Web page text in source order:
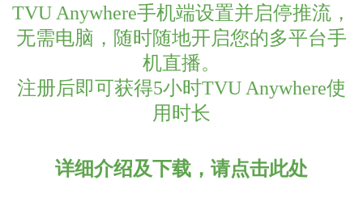
TVU Anywhere手机端设置并启停推流，
无需电脑，随时随地开启您的多平台手
机直播。
注册后即可获得5小时TVU Anywhere使
用时长
详细介绍及下载，请点击此处